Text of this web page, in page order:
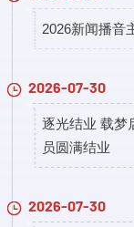
2026新闻播音
2026-07-30
逐光结业 载梦
员圆满结业
2026-07-30